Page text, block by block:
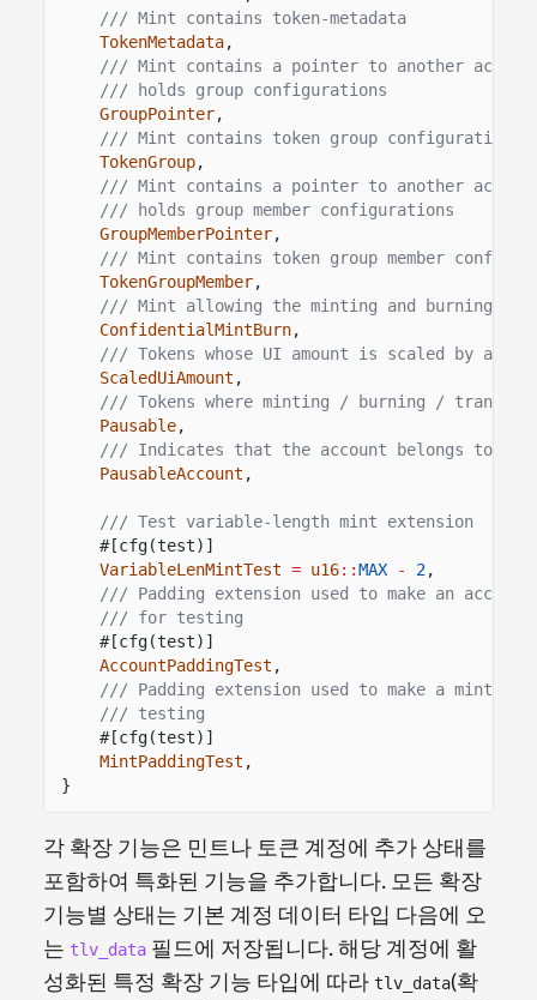
/// Mint contains token-metadata
TokenMetadata,
/// Mint contains a pointer to another
/// holds group configurations
GroupPointer,
/// Mint contains token group configurations
TokenGroup,
/// Mint contains a pointer to another
/// holds group member configurations
GroupMemberPointer,
/// Mint contains token group member
TokenGroupMember,
/// Mint allowing the minting and burning of
ConfidentialMintBurn,
/// Tokens whose UI amount is scaled by a
ScaledUiAmount ,
/// Tokens where minting / burning /
Pausable,
/// Indicates that the account belongs to a
PausableAccount ,
/// Test variable-length mint extension
#[cfg(test)]
VariableLenMintTest = u16::MAX - 2,
/// Padding extension used to make an
/// for testing
#[cfg(test)]
AccountPaddingTest ,
/// Padding extension used to make a mint
/// testing
#[cfg(test)]
MintPaddingTest ,
}
각 확장 기능은 민트나 토큰 계정에 추가 상태를
포함하여 특화된 기능을 추가합니다. 모든 확장
기능별 상태는 기본 계정 데이터 타입 다음에 오
는 tlv_data 필드에 저장됩니다. 해당 계정에 활
성화된 특정 확장 기능 타입에 따라 tlv_data(확